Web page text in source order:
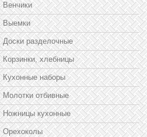
Венчики
Выемки
Доски разделочные
Корзинки, хлебницы
Кухонные наборы
Молотки отбивные
Ножницы кухонные
Орехоколы